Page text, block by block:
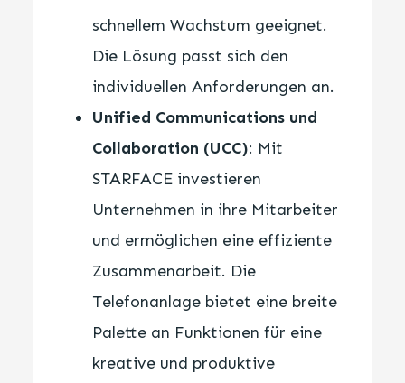
schnellem Wachstum geeignet.
Die Lösung passt sich den
individuellen Anforderungen an.
Unified Communications und
Collaboration (UCC): Mit
STARFACE investieren
Unternehmen in ihre Mitarbeiter
und ermöglichen eine effiziente
Zusammenarbeit. Die
Telefonanlage bietet eine breite
Palette an Funktionen für eine
kreative und produktive